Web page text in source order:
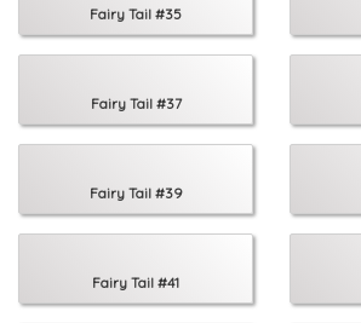
Fairy Tail #35
Fairy Tail #37
Fairy Tail #39
Fairy Tail #41